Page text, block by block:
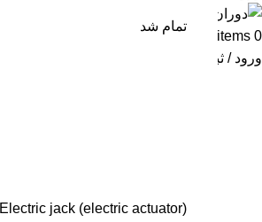
0
items
تومان
ورود / ثبت نام
تمام شد
Electric jack (electric actuator)